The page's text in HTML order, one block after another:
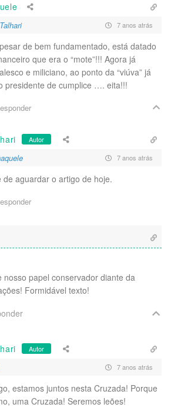
7 anos atrás
de bem fundamentado, está datado
que era o “mote”!!! Agora já
e miliciano, ao ponto da “viúva” já
presidente de cumplice …. eita!!!
Autor
7 anos atrás
de aguardar o artigo de hoje.
nosso papel conservador diante da
Formidável texto!
Autor
7 anos atrás
estamos juntos nesta Cruzada! Porque
uma Cruzada! Seremos leões!